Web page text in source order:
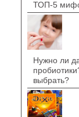
ТОП-5
Нужно ли
выбрать?